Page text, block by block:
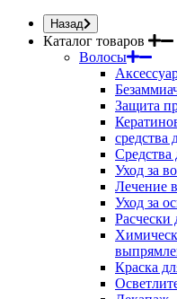
Назад
Каталог товаров
Волосы
Защита
средства
Средства
Уход за
Лечение
Уход за
Расчески
Краска